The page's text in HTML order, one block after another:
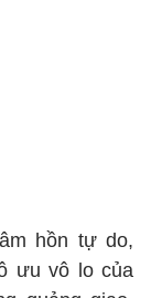
hồn tự do,
ưu vô lo của